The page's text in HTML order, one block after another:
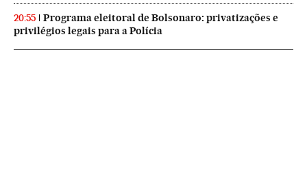
20:55
Programa eleitoral de Bolsonaro: privatizações e
privilégios legais para a Polícia